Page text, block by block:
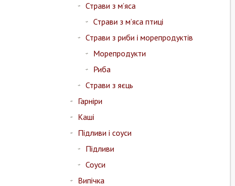
Страви з м’яса
Страви з м’яса птиці
Страви з риби і морепродуктів
Морепродукти
Риба
Страви з яєць
Гарніри
Каші
Підливи і соуси
Підливи
Соуси
Випічка